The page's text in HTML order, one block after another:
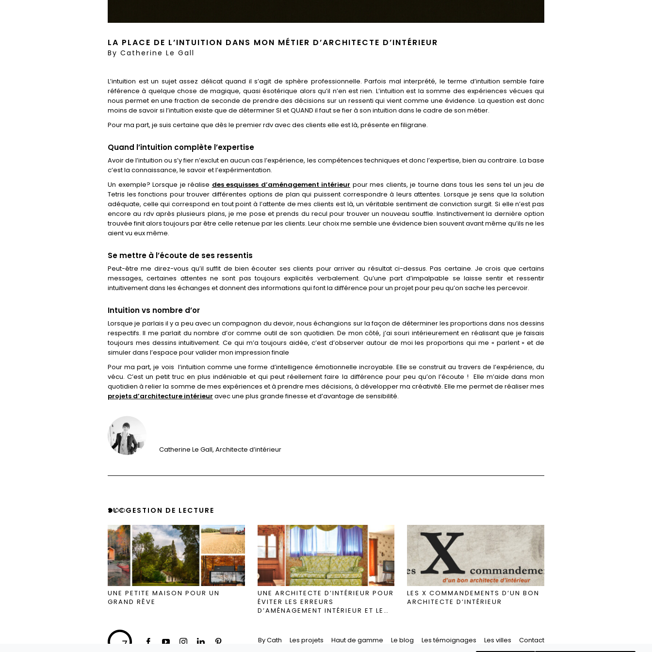
LA PLACE DE L’INTUITION DANS MON MÉTIER D’ARCHITECTE D’INTÉRIEUR
By Catherine Le Gall
L’intuition est un sujet assez délicat quand il s’agit de sphère professionnelle. Parfois mal interprété, le terme d’intuition semble faire
référence à quelque chose de magique, quasi ésotérique alors qu’il n’en est rien. L’intuition est la somme des expériences vécues qui
nous permet en une fraction de seconde de prendre des décisions sur un ressenti qui vient comme une évidence. La question est donc
moins de savoir si l’intuition existe que de déterminer SI et QUAND il faut se fier à son intuition dans le cadre de son métier.
Pour ma part, je suis certaine que dès le premier rdv avec des clients elle est là, présente en filigrane.
Quand l’intuition complète l’expertise
Avoir de l’intuition ou s’y fier n’exclut en aucun cas l’expérience, les compétences techniques et donc l’expertise, bien au contraire. La base
c’est la connaissance, le savoir et l’expérimentation.
Un exemple? Lorsque je réalise des esquisses d’aménagement intérieur pour mes clients, je tourne dans tous les sens tel un jeu de
Tetris les fonctions pour trouver différentes options de plan qui puissent correspondre à leurs attentes. Lorsque je sens que la solution
adéquate, celle qui correspond en tout point à l’attente de mes clients est là, un véritable sentiment de conviction surgit. Si elle n’est pas
encore au rdv après plusieurs plans, je me pose et prends du recul pour trouver un nouveau souffle. Instinctivement la dernière option
trouvée finit alors toujours par être celle retenue par les clients. Leur choix me semble une évidence bien souvent avant même qu’ils ne les
aient vu eux même.
Se mettre à l’écoute de ses ressentis
Peut-être me direz-vous qu’il suffit de bien écouter ses clients pour arriver au résultat ci-dessus. Pas certaine. Je crois que certains
messages, certaines attentes ne sont pas toujours explicités verbalement. Qu’une part d’impalpable se laisse sentir et ressentir
intuitivement dans les échanges et donnent des informations qui font la différence pour un projet pour peu qu’on sache les percevoir.
Intuition vs nombre d’or
Lorsque je parlais il y a peu avec un compagnon du devoir, nous échangions sur la façon de déterminer les proportions dans nos dessins
respectifs. Il me parlait du nombre d’or comme outil de son quotidien. De mon côté, j’ai souri intérieurement en réalisant que je faisais
toujours mes dessins intuitivement. Ce qui m’a toujours aidée, c’est d’observer autour de moi les proportions qui me « parlent » et de
simuler dans l’espace pour valider mon impression finale
Pour ma part, je vois l’intuition comme une forme d’intelligence émotionnelle incroyable. Elle se construit au travers de l’expérience, du
vécu. C’est un petit truc en plus indéniable et qui peut réellement faire la différence pour peu qu’on l’écoute ! Elle m’aide dans mon
quotidien à relier la somme de mes expériences et à prendre mes décisions, à développer ma créativité. Elle me permet de réaliser mes
projets d’architecture intérieur avec une plus grande finesse et d’avantage de sensibilité.
Catherine Le Gall, Architecte d’intérieur
SUGGESTION DE LECTURE
UNE PETITE MAISON POUR UN
GRAND RÊVE
UNE ARCHITECTE D’INTÉRIEUR POUR
ÉVITER LES ERREURS
D’AMÉNAGEMENT INTÉRIEUR ET LE
LES X COMMANDEMENTS D’UN BON
ARCHITECTE D’INTÉRIEUR
By Cath Les projets Haut de gamme Le blog Les témoignages Les villes Contact
Architecte d’intérieur Paris, Haut-de-Seine et